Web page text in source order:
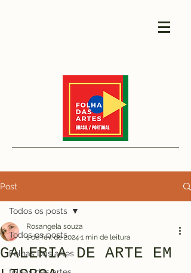
Post
Todos os posts
Folhas Das artes
Todos os posts
GALERIA DE ARTE EM
Rosangela souza
1 de fev. de 2024 1 min de leitura